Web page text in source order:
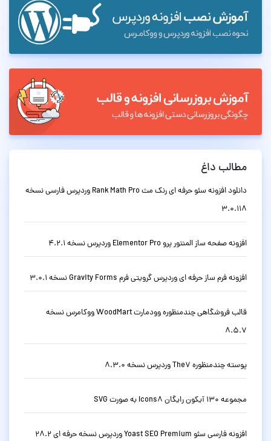
مطالب داغ
دانلود افزونه سئو حرفه ای رنک مث Rank Math Pro وردپرس فارسی نسخه
3.0.118
افزونه صفحه ساز المنتور پرو Elementor Pro وردپرس نسخه 4.2.1
افزونه فرم ساز حرفه ای وردپرس گرویتی فرم Gravity Forms نسخه 3.0.1
قالب فروشگاهی چندمنظوره وودمارت WoodMart ووکامرس نسخه
8.5.7
پوسته چندمنظوره The7 وردپرس نسخه 8.3.0
مجموعه 130 آیکون رایگان Icons8 به صورت SVG
افزونه فارسی سئو Yoast SEO Premium وردپرس نسخه حرفه ای 28.2